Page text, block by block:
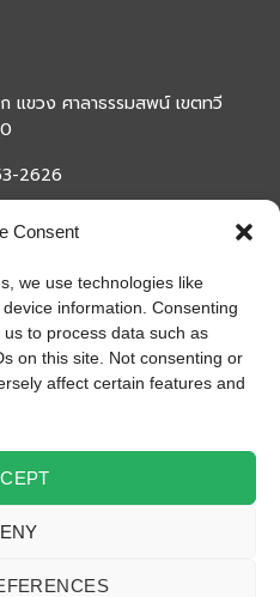
Consent
we use technologies like
information. Consenting
to process data such as
on this site. Not consenting or
affect certain features and
แขวง ศาลาธรรมสพน์ เขตทวี
2626
993,817 ครั้ง
993,817 ครั้ง
10 ก.ค. 2527
Rights Reserved